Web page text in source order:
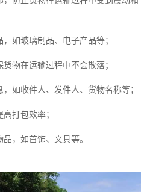
如玻璃制品、电子产品等；
物在运输过程中不会散落；
如收件人、发件人、货物名称等；
打包效率；
，如首饰、文具等。